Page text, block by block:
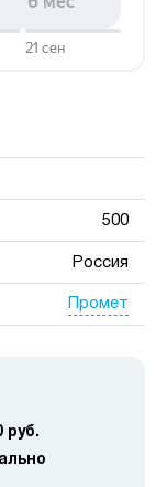
500
Россия
Промет
руб.